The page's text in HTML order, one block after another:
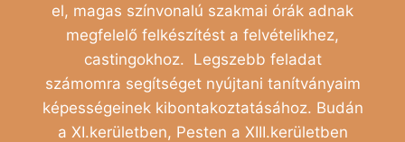
el, magas színvonalú szakmai órák adnak
megfelelő felkészítést a felvételikhez,
castingokhoz. Legszebb feladat
számomra segítséget nyújtani tanítványaim
képességeinek kibontakoztatásához. Budán
a XI.kerületben, Pesten a XIII.kerületben